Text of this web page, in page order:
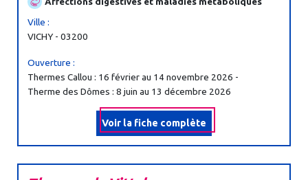
Ville :
VICHY - 03200
Ouverture :
Thermes Callou : 16 février au 14 novembre 2026 -
Therme des Dômes : 8 juin au 13 décembre 2026
Voir la fiche complète